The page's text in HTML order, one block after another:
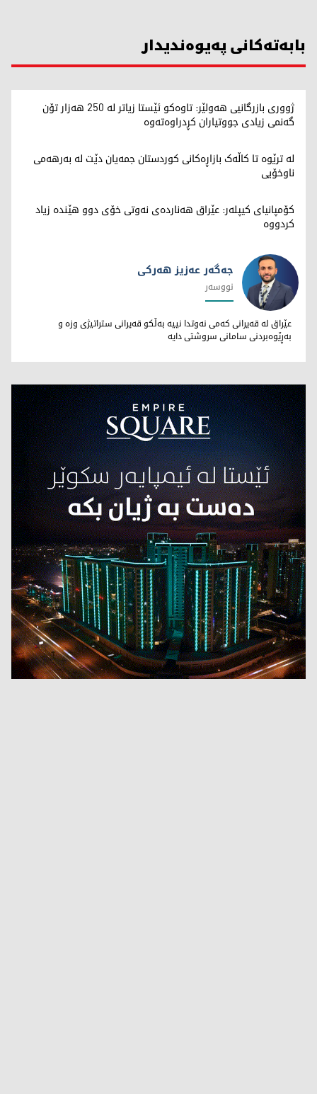
بابەتەکانی پەیوەندیدار
ژووری بازرگانیی هەولێر: تاوەکو ئێستا زیاتر لە 250 هەزار تۆن
گەنمی زیادی جووتیاران کڕدراوەتەوە
لە ترێوە تا کاڵەک بازاڕەکانی کوردستان جمەیان دێت لە بەرهەمی
ناوخۆیی
کۆمپانیای کیپلەر: عێراق هەناردەی نەوتی خۆی دوو هێندە زیاد
کردووە
جەگەر عەزیز هەرکی
جەگەر عەزیز هەرکی
نووسەر
عێراق لە قەیرانی کەمی نەوتدا نییە بەڵکو قەیرانی ستراتیژی وزە و
بەڕێوەبردنی سامانی سروشتی دایە